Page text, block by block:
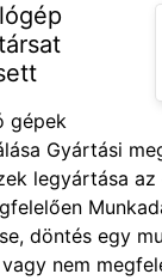
gépek
Gyártási
legyártása
döntés egy
nem